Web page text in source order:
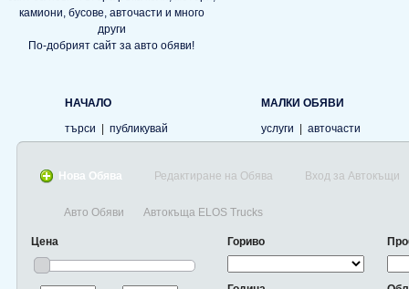
По-добрият сайт за авто обяви!
НАЧАЛО
търси
публикувай
МАЛКИ ОБЯВИ
услуги
авточасти
Нова Обява Редактиране на Обява Вход за Автокъщи
Авто Обяви Автокъща ELOS Trucks
Цена Гориво